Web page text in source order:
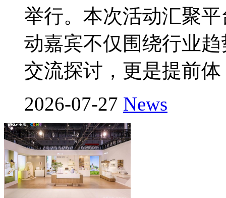
举行。本次活动汇聚
动嘉宾不仅围绕行业
交流探讨，更是提前体
2026-07-27 News